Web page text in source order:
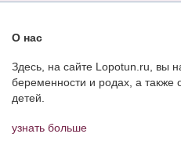
О нас
Здесь, на сайте Lopotun.ru, вы
беременности и родах, а также
детей.
узнать больше